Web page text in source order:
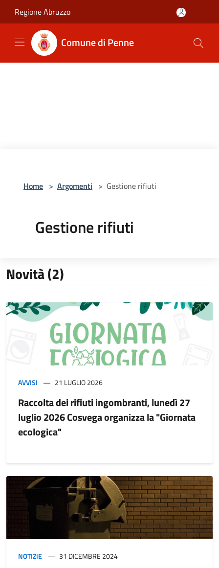
Regione Abruzzo
Comune di Penne
Home > Argomenti > Gestione rifiuti
Gestione rifiuti
Novità (2)
AVVISI 21 LUGLIO 2026
Raccolta dei rifiuti ingombranti, lunedì 27
luglio 2026 Cosvega organizza la "Giornata
ecologica"
NOTIZIE 31 DICEMBRE 2024